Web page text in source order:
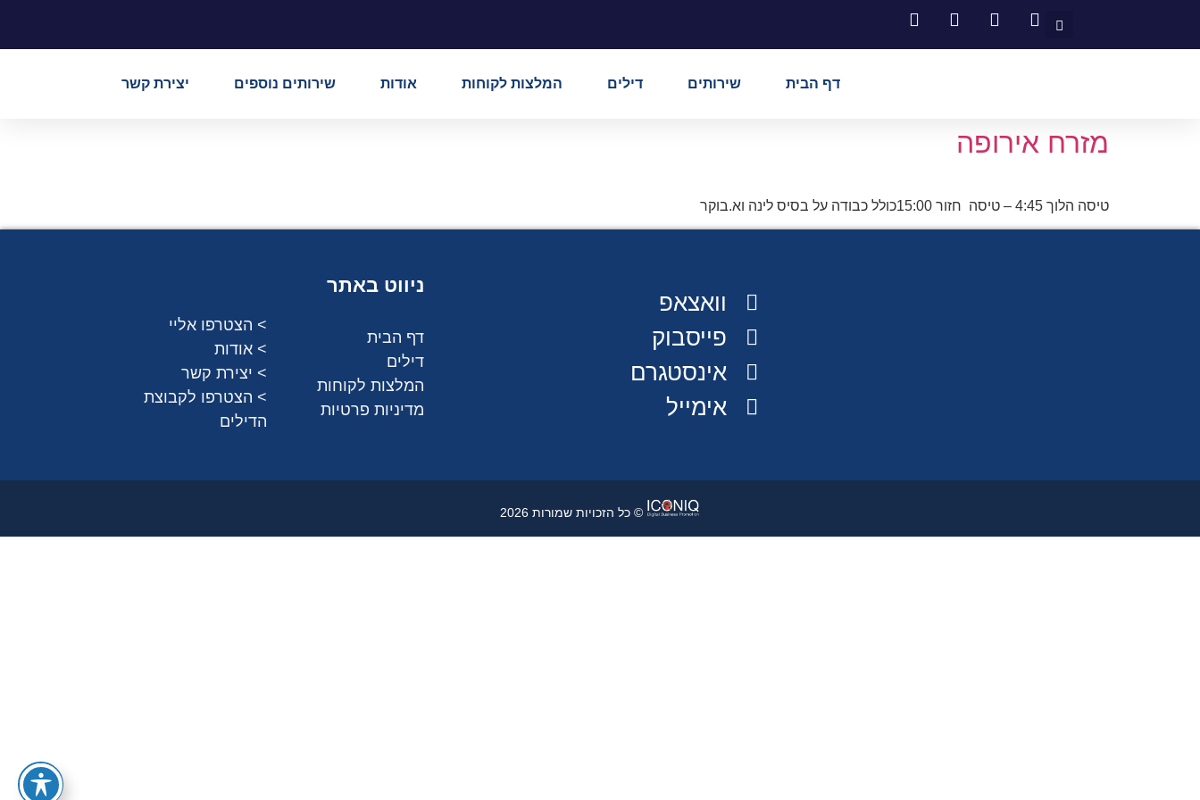
דף הבית שירותים דילים המלצות לקוחות אודות שירותים נוספים יצירת קשר
מזרח אירופה
טיסה הלוך 4:45 – טיסה חזור 15:00כולל כבודה על בסיס לינה וא.בוקר
וואצאפ
פייסבוק
אינסטגרם
אימייל
ניווט באתר
דף הבית
דילים
המלצות לקוחות
מדיניות פרטיות
> הצטרפו אליי
> אודות
> יצירת קשר
> הצטרפו לקבוצת
הדילים
© כל הזכויות שמורות 2026